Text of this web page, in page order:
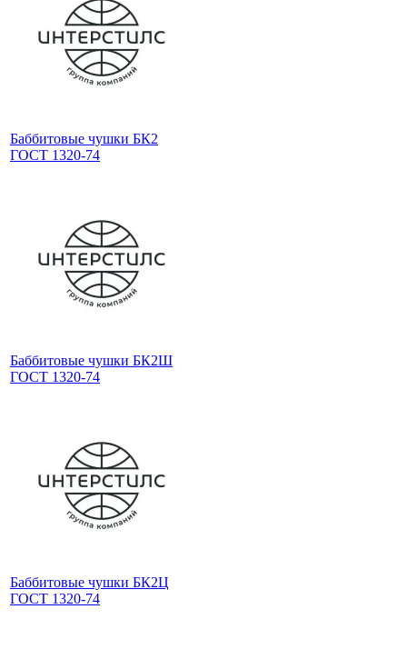
Баббитовые чушки БК2
ГОСТ 1320-74
Баббитовые чушки БК2Ш
ГОСТ 1320-74
Баббитовые чушки БК2Ц
ГОСТ 1320-74